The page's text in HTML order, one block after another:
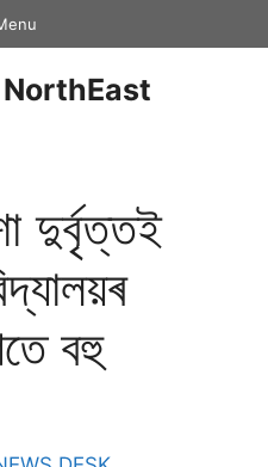
NorthEast
দুৰ্বৃত্তই
বহু